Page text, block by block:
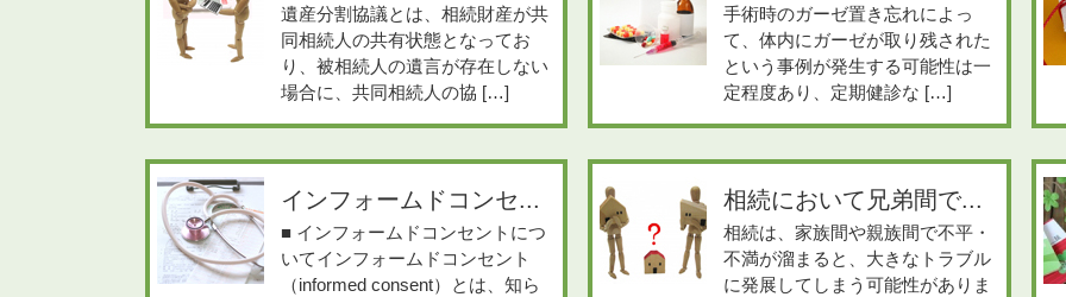
遺産分割協議とは、相続財産が共
同相続人の共有状態となってお
り、被相続人の遺言が存在しない
場合に、共同相続人の協 […]
手術時のガーゼ置き忘れによっ
て、体内にガーゼが取り残された
という事例が発生する可能性は一
定程度あり、定期健診な […]
インフォームドコンセ...
■ インフォームドコンセントにつ
いてインフォームドコンセント
（informed consent）とは、知ら
相続において兄弟間で...
相続は、家族間や親族間で不平・
不満が溜まると、大きなトラブル
に発展してしまう可能性がありま